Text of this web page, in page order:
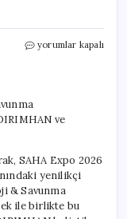
SAHA
Artıran
YILDIRIMHAN
ve
GÜÇHAN
için
yorumlar kapalı
SAHA Expo 2026
yenilikçi
& Savunma
ile birlikte bu